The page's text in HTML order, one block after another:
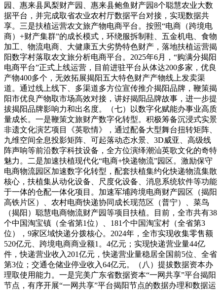
园、惠来县凤梨财产园、惠来县鲍鱼财产园8个聪慧农业大数
据平台，并完成取省农业农村厅数据平台对接，实现数据共
享。三是扶植运营农文旅产物电商平台。按照“电商（跨境电
商）+财产集群”的成长模式，环绕服拆制鞋、五金机电、食物
加工、物流电商、大健康五大劣势特色财产，落地扶植运营揭
阳数字村落取农文旅分析电商平台。2025年6月，“购满分揭阳
电商平台”正式上线运营，目前进驻平台从体达200多家，优良
产物400多个，无效拓展揭阳五大特色财产产物线上发卖渠
道。通过线上线下、多渠道多方位宣传推介揭阳品牌，鞭策揭
阳市优良产物取市场高效对接，讲好揭阳品牌故事，进一步提
拔揭阳品牌影响力和出名度。（七）以数字化赋能办事业高质
量成长。一是鞭策文旅财产数字化转型。积极筹备沉浸式实景
非遗文化演艺项目《英歌情》，通过配备大型舞台扭转矩阵、
九维空间全息投影矩阵、可起落动态水景、3D威亚、高级线
阵声响等前沿数字科技设备，全方位演绎潮汕英歌文化的奇特
魅力。二是加速扶植现代化“电商+快递物流”园区。激励保守
电商物流园区加速数字化转型，配套扶植集约化快递物流集散
核心，扶植集从动化设备、尺度化设备、消息系统软件等功能
于一体的仓配一体化项目。加速军埔跨境电商财产园区（揭阳
高铁片区）、农村电商快递协同成长现范区（普宁）、菜鸟
（揭阳）聪慧电商物流财产园等项目扶植。目前，全市共有38
个中国淘宝镇（全省第1位）、181个中国淘宝村（全省第3
位），9家区域快递分拨核心。2024年，全市实现收集零售额
520亿元、跨境电商商业额1。4亿元；实现快递营业量44亿
件，快递营业收入201亿元，快递营业量稳居全国前5位、全省
第3位；交通仓储业停业收入64亿元。（八）提拔数据资本办
理取使用能力。一是完美广东省数据资本“一网共享”平台揭阳
节点，有序开展“一网共享”平台揭阳节点的数据办理和数据运